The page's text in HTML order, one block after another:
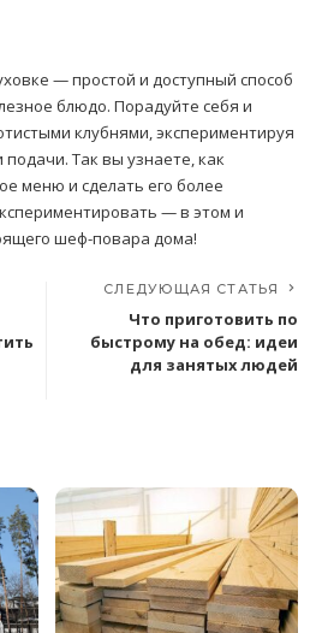
— простой и доступный способ
блюдо. Порадуйте себя и
клубнями, экспериментируя
Так вы узнаете, как
меню и сделать его более
— в этом и
шеф-повара дома!
СЛЕДУЮЩАЯ СТАТЬЯ
Что приготовить по
быстрому на обед: идеи
для занятых людей